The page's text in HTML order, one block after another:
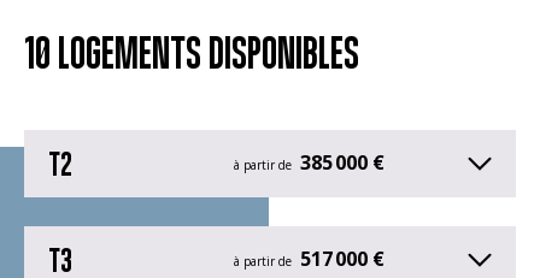
10 LOGEMENTS DISPONIBLES
T2 à partir de 385 000 €
T3 à partir de 517 000 €